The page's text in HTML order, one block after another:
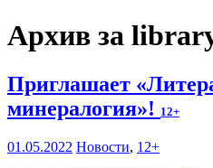
Архив за
Приглашает
минералогия»! 12+
01.05.2022 Новости, 12+